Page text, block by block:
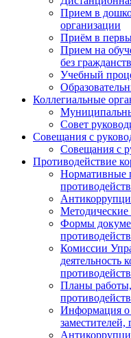
Прием в
организации
Приём в
Прием на
без
Учебный
Коллегиальные
Совет
Совещания с
Совещания с
Противодействие
Нормативные
Формы
Комиссии
деятельность
Планы
Информация
заместителей,